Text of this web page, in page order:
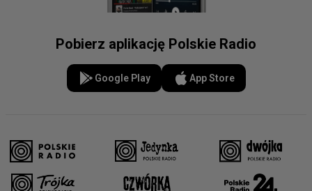
Pobierz aplikację Polskie Radio
Google Play App Store